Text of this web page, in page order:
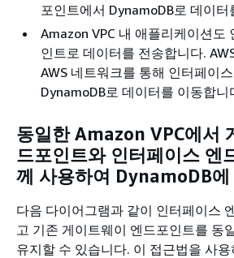
포인트에서 DynamoDB로 데이터
Amazon VPC 내 애플리케이션도
인트로 데이터를 전송합니다.
AWS 네트워크를 통해 인터페이
DynamoDB로 데이터를 이동합니
동일한 Amazon VPC에서
드포인트와 인터페이스 엔
께 사용하여 DynamoDB에
다음 다이어그램과 같이 인터페이스
고 기존 게이트웨이 엔드포인트를 동
유지할 수 있습니다. 이 접근법을 사용